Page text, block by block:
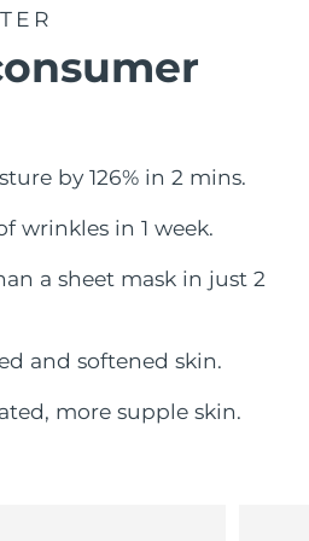
by 126% in 2 mins.
wrinkles in 1 week.
a sheet mask in just 2
and softened skin.
more supple skin.
Oczekiwany czas dostawy
8/10/26
Oczekiwany czas dostawy
Oczekiwany czas dostawy